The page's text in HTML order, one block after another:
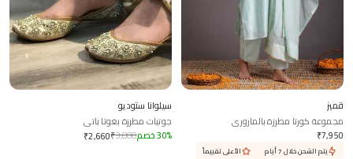
قميز
مجموعة كورتا مطرزة بالماروري
₹7,950
يتم الشحن خلال 7 أيام الأعلى تقييماً
سيلوانا ستوديو
جوتيات مطرزة بغوتا باتي
₹2,660₹3,800 30% خصم